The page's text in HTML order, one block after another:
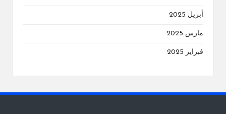
أبريل 2025
مارس 2025
فبراير 2025